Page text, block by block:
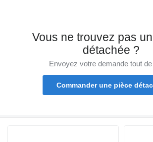
Vous ne trouvez pas
détachée ?
Envoyez votre demande tout
Commander une pièce